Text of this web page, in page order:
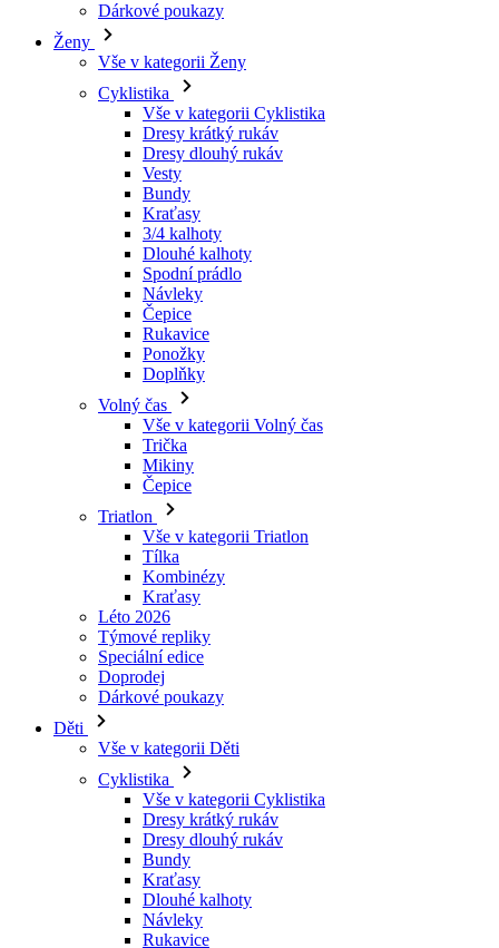
Vše v kategorii Cyklistika
Dresy dlouhý rukáv
Vesty
Bundy
Kraťasy
3/4 kalhoty
Dlouhé kalhoty
Spodní prádlo
Návleky
Čepice
Rukavice
Ponožky
Doplňky
Volný čas
Vše v kategorii Volný čas
Trička
Mikiny
Čepice
Triatlon
Vše v kategorii Triatlon
Tílka
Kombinézy
Kraťasy
Léto 2026
Týmové repliky
Speciální edice
Doprodej
Dárkové poukazy
Děti
Vše v kategorii Děti
Cyklistika
Vše v kategorii Cyklistika
Dresy dlouhý rukáv
Bundy
Kraťasy
Dlouhé kalhoty
Návleky
Rukavice
Léto 2026
Týmové repliky
Doprodej
Speciální edice
Dárkové poukazy